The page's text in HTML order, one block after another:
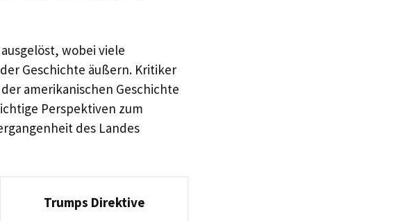
wobei viele
Geschichte äußern. Kritiker
amerikanischen Geschichte
Perspektiven zum
des Landes
Trumps Direktive